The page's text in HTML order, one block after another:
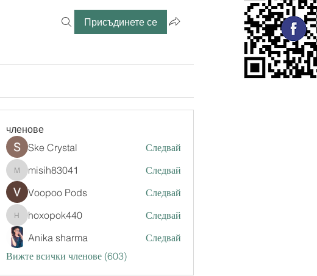
Присъдинете се
членове
Ske Crystal Следвай
misih83041
misih83041
Следвай
Voopoo Pods
Следвай
hoxopok440
hoxopok440
Следвай
Anika sharma
Следвай
Вижте всички членове (603)